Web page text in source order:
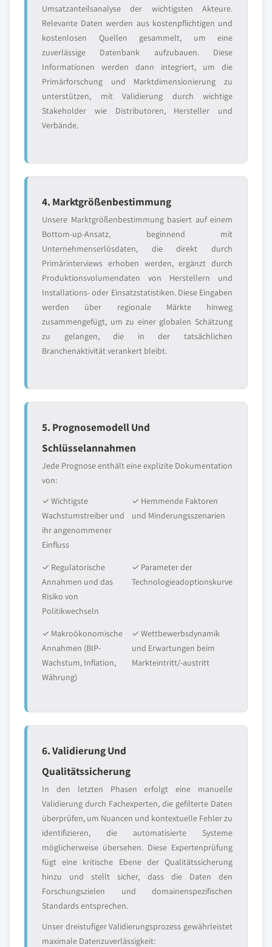
Umsatzanteilsanalyse der wichtigsten Akteure.
Relevante Daten werden aus kostenpflichtigen und
kostenlosen Quellen gesammelt, um eine
zuverlässige Datenbank aufzubauen. Diese
Informationen werden dann integriert, um die
Primärforschung und Marktdimensionierung zu
unterstützen, mit Validierung durch wichtige
Stakeholder wie Distributoren, Hersteller und
Verbände.
4. Marktgrößenbestimmung
Unsere Marktgrößenbestimmung basiert auf einem
Bottom-up-Ansatz, beginnend mit
Unternehmenserlösdaten, die direkt durch
Primärinterviews erhoben werden, ergänzt durch
Produktionsvolumendaten von Herstellern und
Installations- oder Einsatzstatistiken. Diese Eingaben
werden über regionale Märkte hinweg
zusammengefügt, um zu einer globalen Schätzung
zu gelangen, die in der tatsächlichen
Branchenaktivität verankert bleibt.
5. Prognosemodell Und
Schlüsselannahmen
Jede Prognose enthält eine explizite Dokumentation
von:
✓ Wichtigste
Wachstumstreiber und
ihr angenommener
Einfluss
✓ Hemmende Faktoren
und Minderungsszenarien
✓ Regulatorische
Annahmen und das
Risiko von
Politikwechseln
✓ Parameter der
Technologieadoptionskurve
✓ Makroökonomische
Annahmen (BIP-
Wachstum, Inflation,
Währung)
✓ Wettbewerbsdynamik
und Erwartungen beim
Markteintritt/-austritt
6. Validierung Und
Qualitätssicherung
In den letzten Phasen erfolgt eine manuelle
Validierung durch Fachexperten, die gefilterte Daten
überprüfen, um Nuancen und kontextuelle Fehler zu
identifizieren, die automatisierte Systeme
möglicherweise übersehen. Diese Expertenprüfung
fügt eine kritische Ebene der Qualitätssicherung
hinzu und stellt sicher, dass die Daten den
Forschungszielen und domainenspezifischen
Standards entsprechen.
Unser dreistufiger Validierungsprozess gewährleistet
maximale Datenzuverlässigkeit: